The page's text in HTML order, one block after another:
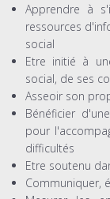
Apprendre à
ressources
social
Etre initié à
social, de ses
Asseoir son
Bénéficier
pour
difficultés
Etre soutenu
Communiquer,